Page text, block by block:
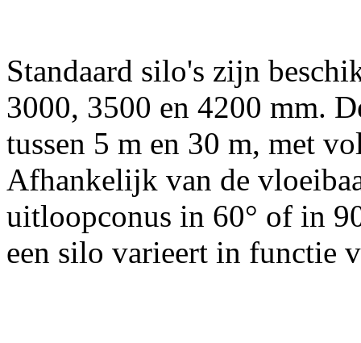
Standaard silo's zijn
3000, 3500 en 4200 mm.
tussen 5 m en 30 m, met
Afhankelijk van de
uitloopconus in 60° of in
een silo varieert in functie